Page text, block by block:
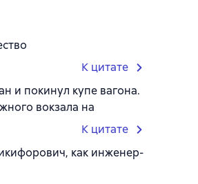
К цитате
и покинул купе вагона.
вокзала на
К цитате
как инженер-